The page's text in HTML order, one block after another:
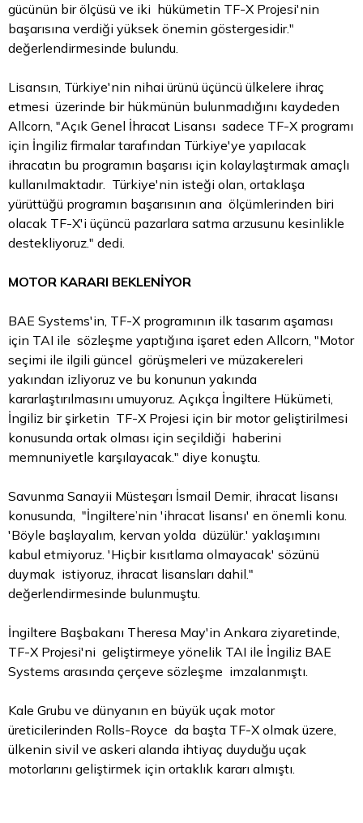
gücünün bir ölçüsü ve iki hükümetin TF-X Projesi'nin
başarısına verdiği yüksek önemin göstergesidir."
değerlendirmesinde bulundu.
Lisansın, Türkiye'nin nihai ürünü üçüncü ülkelere ihraç
etmesi üzerinde bir hükmünün bulunmadığını kaydeden
Allcorn, "Açık Genel İhracat Lisansı sadece TF-X programı
için İngiliz firmalar tarafından Türkiye'ye yapılacak
ihracatın bu programın başarısı için kolaylaştırmak amaçlı
kullanılmaktadır. Türkiye'nin isteği olan, ortaklaşa
yürüttüğü programın başarısının ana ölçümlerinden biri
olacak TF-X'i üçüncü pazarlara satma arzusunu kesinlikle
destekliyoruz." dedi.
MOTOR KARARI BEKLENİYOR
BAE Systems'in, TF-X programının ilk tasarım aşaması
için TAI ile sözleşme yaptığına işaret eden Allcorn, "Motor
seçimi ile ilgili güncel görüşmeleri ve müzakereleri
yakından izliyoruz ve bu konunun yakında
kararlaştırılmasını umuyoruz. Açıkça İngiltere Hükümeti,
İngiliz bir şirketin TF-X Projesi için bir motor geliştirilmesi
konusunda ortak olması için seçildiği haberini
memnuniyetle karşılayacak." diye konuştu.
Savunma Sanayii Müsteşarı İsmail Demir, ihracat lisansı
konusunda, "İngiltere’nin 'ihracat lisansı' en önemli konu.
'Böyle başlayalım, kervan yolda düzülür.' yaklaşımını
kabul etmiyoruz. 'Hiçbir kısıtlama olmayacak' sözünü
duymak istiyoruz, ihracat lisansları dahil."
değerlendirmesinde bulunmuştu.
İngiltere Başbakanı Theresa May'in Ankara ziyaretinde,
TF-X Projesi'ni geliştirmeye yönelik TAI ile İngiliz BAE
Systems arasında çerçeve sözleşme imzalanmıştı.
Kale Grubu ve dünyanın en büyük uçak motor
üreticilerinden Rolls-Royce da başta TF-X olmak üzere,
ülkenin sivil ve askeri alanda ihtiyaç duyduğu uçak
motorlarını geliştirmek için ortaklık kararı almıştı.